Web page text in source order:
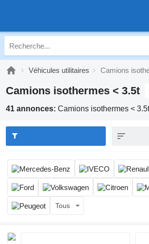
Véhicules utilitaires Camions
Camions isothermes < 3.5t
41 annonces: Camions isothermes < 3.5t
Tous